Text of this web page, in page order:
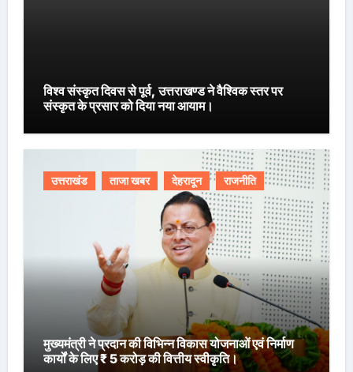
विश्व संस्कृत दिवस से पूर्व, उत्तराखण्ड ने वैश्विक स्तर पर
संस्कृत के प्रसार को दिया नया आयाम।
उत्तराखंड ताजा खबर देहरादून राजनीति
मुख्यमंत्री ने प्रदान की विभिन्न विकास योजनाओं एवं निर्माण
कार्यों के लिए ₹ 5 करोड़ की वित्तीय स्वीकृति।